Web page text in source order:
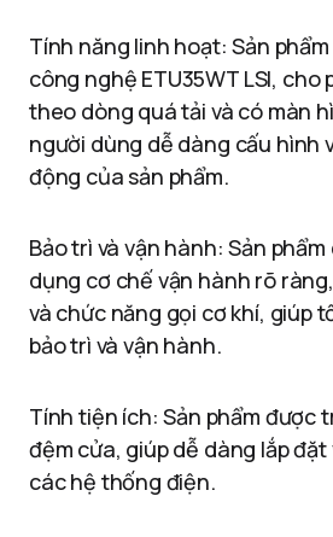
Tính năng linh hoạt: Sản
công nghệ ETU35WT LSI, cho
theo dòng quá tải và có màn
người dùng dễ dàng cấu hình
động của sản phẩm.
Bảo trì và vận hành: Sản
dụng cơ chế vận hành rõ
và chức năng gọi cơ khí, giúp
bảo trì và vận hành.
Tính tiện ích: Sản phẩm được
đệm cửa, giúp dễ dàng lắp
các hệ thống điện.